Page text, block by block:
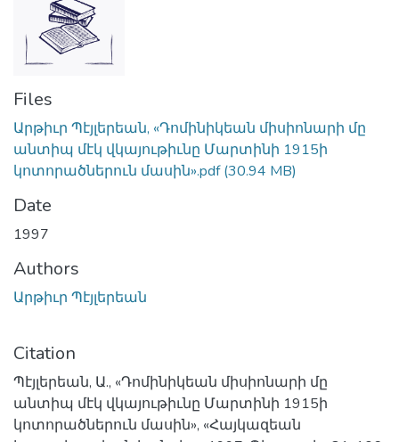
Files
Արթիւր Պէյլերեան, «Դոմինիկեան միսիոնարի մը
անտիպ մէկ վկայութիւնը Մարտինի 1915ի
կոտորածներուն մասին».pdf(30.94 MB)
Date
1997
Authors
Արթիւր Պէյլերեան
Citation
Պէյլերեան, Ա., «Դոմինիկեան միսիոնարի մը
անտիպ մէկ վկայութիւնը Մարտինի 1915ի
կոտորածներուն մասին», «Հայկազեան